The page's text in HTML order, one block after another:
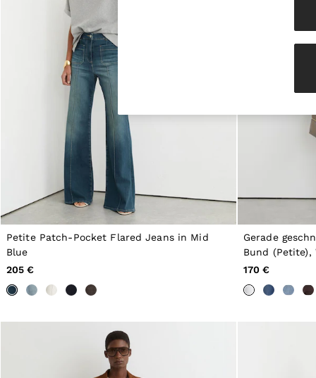
Knitwear & Jumpers
Jackets & Coats
Leather & Suede Jackets
Jeans
Sweats & Joggers
All Clothing
Heels
Sandals
Trainers
Flats
All Shoes
Bags
Jewellery
Hats, Gloves & Scarves
Socks & Tights
All Accessories
Linen Collection
Reiss | NYBG
NEW
New Arrivals
Pre-Autumn Collection
Wedding Guest & Occasion
Petite Patch-Pocket Flared Jeans in Mid
Blue
205 €
Gerade
Bund (Petite),
170 €